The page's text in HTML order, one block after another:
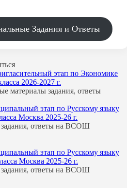
Задания и Ответы
этап по Экономике
2026-2027 г.
материалы задания, ответы
этап по Русскому языку
Москва 2025-26 г.
ответы на ВСОШ
этап по Русскому языку
Москва 2025-26 г.
ответы на ВСОШ